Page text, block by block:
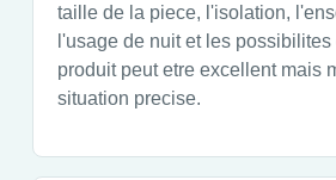
taille de la piece, l'isolation,
l'usage de nuit et les
produit peut etre excellent mais
situation precise.